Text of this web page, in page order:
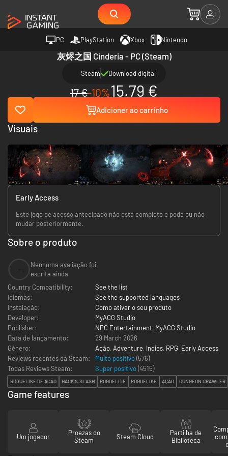
PC PlayStation Xbox Nintendo
灰烬之国 Cinderia - PC (Steam)
Steam Download digital
17 €-10%15.79 €
Adicioner ao carrinho
Early Access
Este jogo de acesso antecipado não está completo e pode ou não
mudar posteriormente.
Sobre o produto
Nenhuma avaliação foi
escrita ainda
Country Compatibility:
See the list
Idiomas:
See the supported languages
Instalação:
Como ativar o seu produto
Developer:
MyACG Studio
Publisher:
NPC Entertainment, MyACG Studio
Data de lançamento:
29 March 2026
Género:
Ação, Adventure, Indies, RPG, Early Access
Reviews recentes da Steam:
Muito positivo(576)
Todas Reviews Steam:
Super positivo(4515)
ROGUELIKE DE AÇÃO HACK & SLASH ROGUELITE ROGUELIKE AÇÃO DUNGEON CRAWLER
Visuais
Game features
Um jogador
Proezas do
Steam
Steam Cloud
Partilha de
Biblioteca